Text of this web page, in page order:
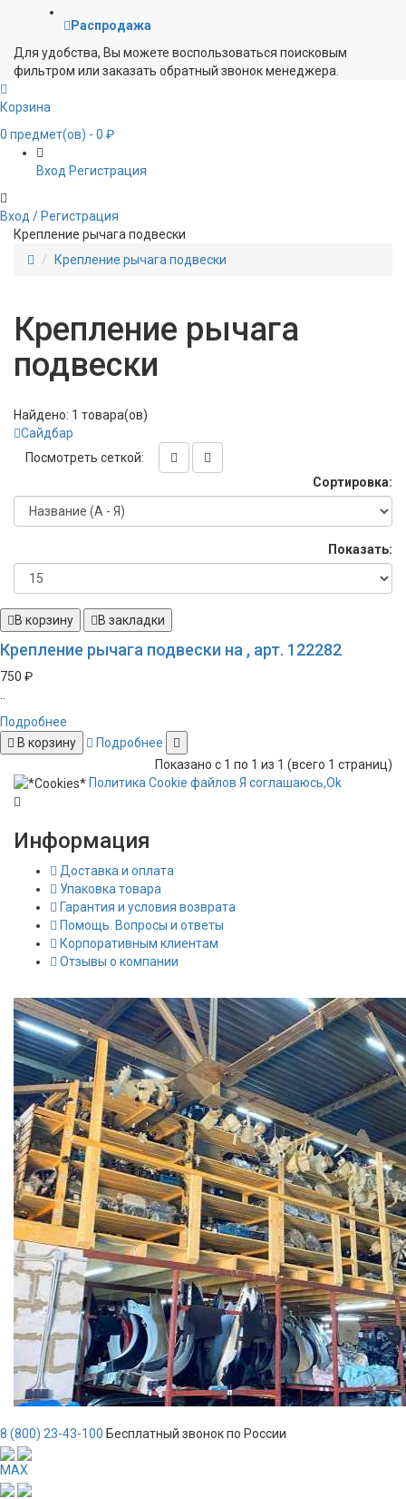
Распродажа
Для удобства, Вы можете воспользоваться поисковым
фильтром или заказать обратный звонок менеджера.
Корзина
0 предмет(ов) - 0 ₽
Вход Регистрация
Вход / Регистрация
Крепление рычага подвески
Крепление рычага подвески
Крепление рычага
подвески
Найдено: 1 товара(ов)
Сайдбар
Посмотреть сеткой:
Сортировка:
Показать:
В корзину В закладки
Крепление рычага подвески на , арт. 122282
750 ₽
Подробнее
В корзину
Подробнее
Показано с 1 по 1 из 1 (всего 1 страниц)
Политика Сookie файлов Я соглашаюсь,Ok
Информация
Доставка и оплата
Упаковка товара
Гарантия и условия возврата
Помощь. Вопросы и ответы
Корпоративным клиентам
Отзывы о компании
8 (800) 23-43-100 Бесплатный звонок по России
MAX